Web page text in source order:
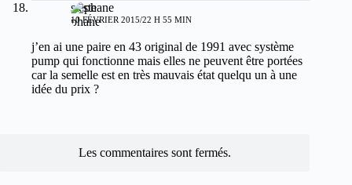
stephane
10 FÉVRIER 2015/22 H 55 MIN
j’en ai une paire en 43 original de 1991 avec système
pump qui fonctionne mais elles ne peuvent être portées
car la semelle est en très mauvais état quelqu un à une
idée du prix ?
Les commentaires sont fermés.